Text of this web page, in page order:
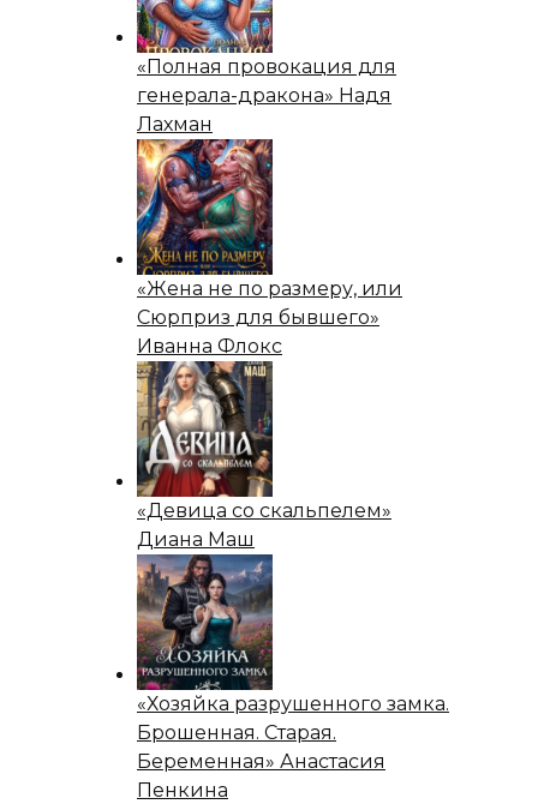
«Полная провокация для
генерала-дракона» Надя
Лахман
«Жена не по размеру, или
Сюрприз для бывшего»
Иванна Флокс
«Девица со скальпелем»
Диана Маш
«Хозяйка разрушенного замка.
Брошенная. Старая.
Беременная» Анастасия
Пенкина